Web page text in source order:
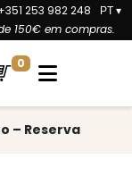
150€ em compras.
253 982 248 PT ▾
0
– Reserva